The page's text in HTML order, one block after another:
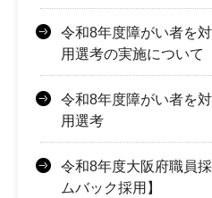
令和8年度障がい者を
用選考の実施について
令和8年度障がい者を
用選考
令和8年度大阪府職員
ムバック採用】